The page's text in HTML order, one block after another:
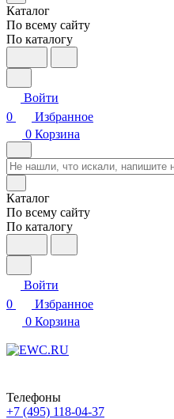
Каталог
По всему сайту
По каталогу
Войти
0
Избранное
0 Корзина
Каталог
По всему сайту
По каталогу
Войти
0
Избранное
0 Корзина
Телефоны
+7 (495) 118-04-37